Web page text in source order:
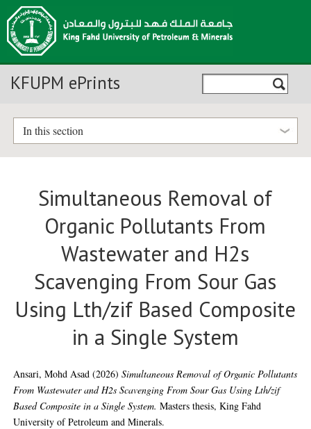
KFUPM ePrints
In this section
Simultaneous Removal of
Organic Pollutants From
Wastewater and H2s
Scavenging From Sour Gas
Using Lth/zif Based Composite
in a Single System
Ansari, Mohd Asad (2026)Simultaneous Removal of Organic Pollutants
From Wastewater and H2s Scavenging From Sour Gas Using Lth/zif
Based Composite in a Single System. Masters thesis, King Fahd
University of Petroleum and Minerals.